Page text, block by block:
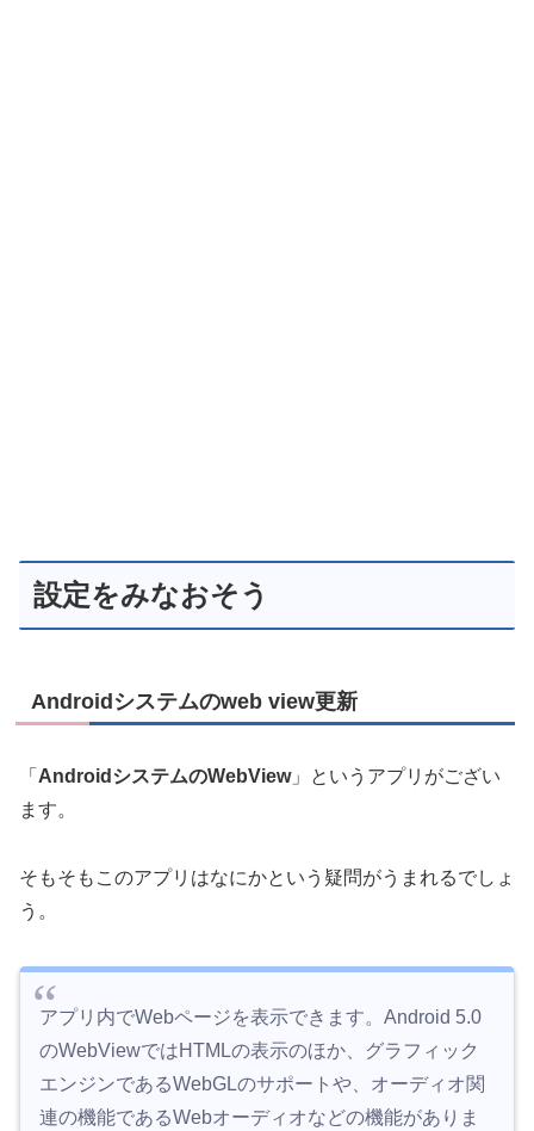
設定をみなおそう
Androidシステムのweb view更新
「 AndroidシステムのWebView」というアプリがござい
ます。
そもそもこのアプリはなにかという疑問がうまれるでしょ
う。
アプリ内でWebページを表示できます。Android 5.0
のWebViewではHTMLの表示のほか、グラフィック
エンジンであるWebGLのサポートや、オーディオ関
連の機能であるWebオーディオなどの機能がありま